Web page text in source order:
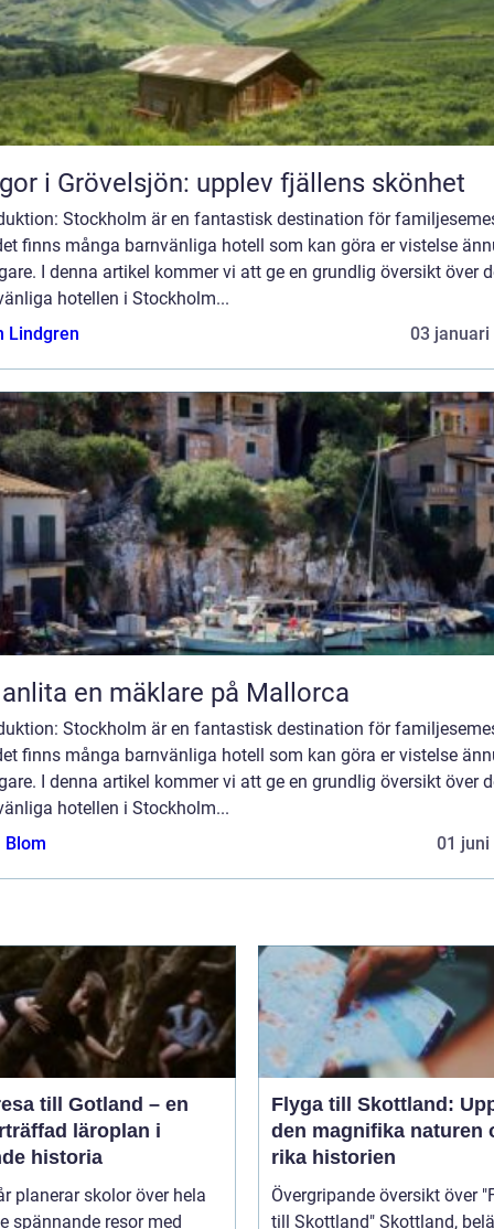
i Grövelsjön: upplev fjällens skönhet
Stockholm är en fantastisk destination för
finns många barnvänliga hotell som kan göra er vistelse
I denna artikel kommer vi att ge en grundlig översikt över
hotellen i Stockholm...
Lindgren
03 januari
en mäklare på Mallorca
Stockholm är en fantastisk destination för
finns många barnvänliga hotell som kan göra er vistelse
I denna artikel kommer vi att ge en grundlig översikt över
hotellen i Stockholm...
Blom
01 juni
till Gotland – en
läroplan i
historia
planerar skolor över hela
spännande resor med
Flyga till Skottland:
den magnifika naturen
rika historien
Övergripande översikt över
till Skottland" Skottland, beläget i